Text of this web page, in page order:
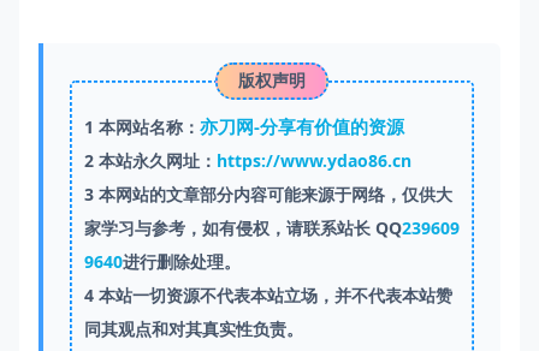
版权声明
1 本网站名称： 亦刀网-分享有价值的资源
2本站永久网址： https://www.ydao86.cn
3本网站的文章部分内容可能来源于网络，仅供大
家学习与参考，如有侵权，请联系站长 QQ239609
9640进行删除处理。
4本站一切资源不代表本站立场，并不代表本站赞
同其观点和对其真实性负责。